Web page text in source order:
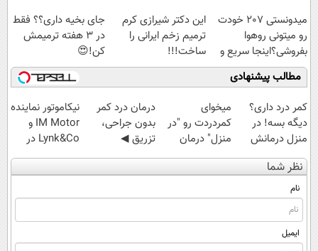
قسطی
میدونستی 207 خودت
رو میتونی روهوا
بفروشی؟اینجا سریع و
راحت بفروش
این دکتر شیرازی کرم
ترمیم زخم ایرانی را
ساخت!!!
جای بخیه داری؟؟ فقط
در 3 هفته ترمیمش
کن!😍
مطالب پیشنهادی
کمر درد داری؟
دیگه بسه! در
منزل درمانش
کن
(◀پرسش‌نامه)
میخوای
کمردردت رو "در
منزل" درمان
کنی؟ (◂فیلم +
◂پرسش‌نامه)
درمان درد کمر
بدون جراحی،
تزریق ◀
پرسش‌نامه رو پر
کن ▶
نیکاموتور نماینده
IM Motor و
Lynk&Co در
ایران
نظر شما
نام
ایمیل